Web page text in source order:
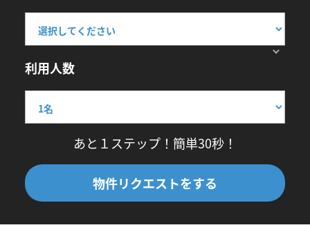
利用人数
あと１ステップ！簡単30秒！
物件リクエストをする